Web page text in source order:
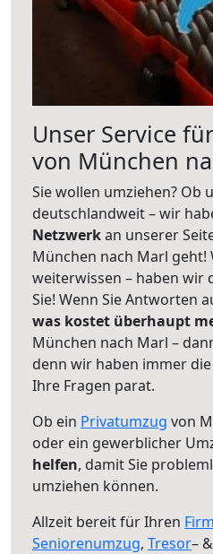
Unser Service
von München
Sie wollen umziehen? Ob
deutschlandweit – wir
Netzwerkan unserer
München nach Marl geht!
weiterwissen – haben wir
Sie! Wenn Sie Antworten
was kostet überhaupt
München nach Marl –
denn wir haben immer
Ihre Fragen parat.
Ob ein Privatumzug von
oder ein gewerblicher
helfen, damit Sie
umziehen können.
Allzeit bereit für Ihren
Seniorenumzug, Tresor– &